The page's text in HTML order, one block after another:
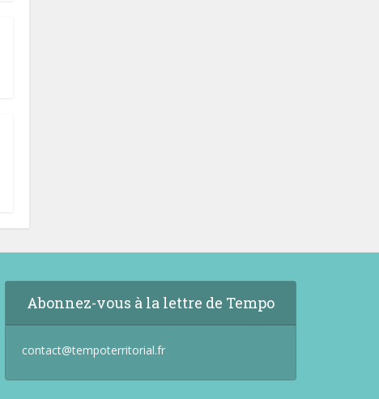
Abonnez-vous à la lettre de Tempo
contact@tempoterritorial.fr